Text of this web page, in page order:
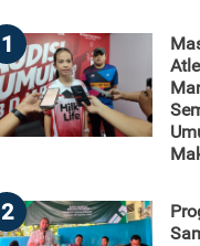
1
2